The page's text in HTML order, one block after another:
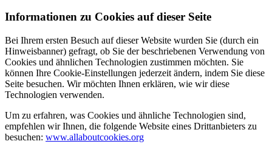
Informationen zu Cookies auf dieser Seite
Bei Ihrem ersten Besuch auf dieser Website wurden Sie (durch ein
Hinweisbanner) gefragt, ob Sie der beschriebenen Verwendung von
Cookies und ähnlichen Technologien zustimmen möchten. Sie
können Ihre Cookie-Einstellungen jederzeit ändern, indem Sie diese
Seite besuchen. Wir möchten Ihnen erklären, wie wir diese
Technologien verwenden.
Um zu erfahren, was Cookies und ähnliche Technologien sind,
empfehlen wir Ihnen, die folgende Website eines Drittanbieters zu
besuchen: www.allaboutcookies.org